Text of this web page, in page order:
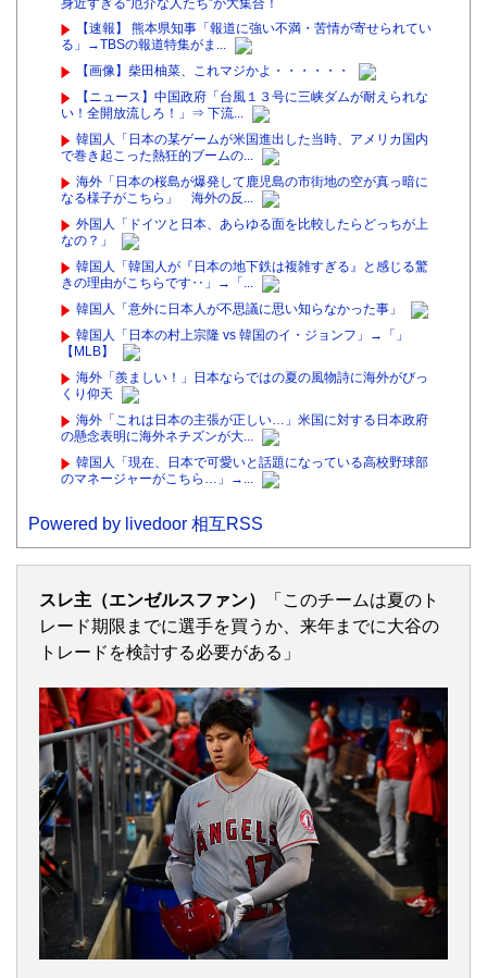
身近すぎる“厄介な人たち”が大集合！
【速報】 熊本県知事「報道に強い不満・苦情が寄せられてい
る」→TBSの報道特集がま...
【画像】柴田柚菜、これマジかよ・・・・・・
【ニュース】中国政府「台風１３号に三峡ダムが耐えられな
い！全開放流しろ！」⇒ 下流...
韓国人「日本の某ゲームが米国進出した当時、アメリカ国内
で巻き起こった熱狂的ブームの...
海外「日本の桜島が爆発して鹿児島の市街地の空が真っ暗に
なる様子がこちら」 海外の反...
外国人「ドイツと日本、あらゆる面を比較したらどっちが上
なの？」
韓国人「韓国人が『日本の地下鉄は複雑すぎる』と感じる驚
きの理由がこちらです‥」→「...
韓国人「意外に日本人が不思議に思い知らなかった事」
韓国人「日本の村上宗隆 vs 韓国のイ・ジョンフ」→「」
【MLB】
海外「羨ましい！」日本ならではの夏の風物詩に海外がびっ
くり仰天
海外「これは日本の主張が正しい…」米国に対する日本政府
の懸念表明に海外ネチズンが大...
韓国人「現在、日本で可愛いと話題になっている高校野球部
のマネージャーがこちら…」→...
Powered by livedoor 相互RSS
スレ主（エンゼルスファン）
「このチームは夏のト
レード期限までに選手を買うか、来年までに大谷の
トレードを検討する必要がある」